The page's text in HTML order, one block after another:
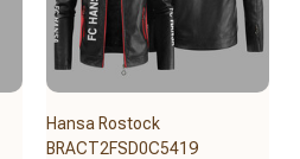
Hansa Rostock
BRACT2FSD0C5419